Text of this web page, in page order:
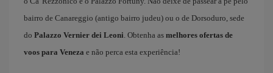
bairro de Canareggio (antigo bairro judeu) ou o de Dorsoduro, sede
do Palazzo Vernier dei Leoni . Obtenha as melhores ofertas de
voos para Veneza e não perca esta experiência!​ ​